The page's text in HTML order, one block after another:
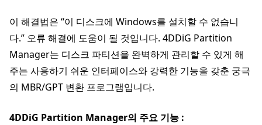
이 해결법은 “이 디스크에 Windows를 설치할 수 없습니
다.” 오류 해결에 도움이 될 것입니다. 4DDiG Partition
Manager는 디스크 파티션을 완벽하게 관리할 수 있게 해
주는 사용하기 쉬운 인터페이스와 강력한 기능을 갖춘 궁극
의 MBR/GPT 변환 프로그램입니다.
4DDiG Partition Manager의 주요 기능 :